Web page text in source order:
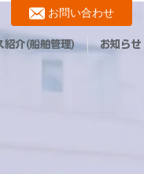
お問い合わせ
紹介(船舶管理) お知らせ